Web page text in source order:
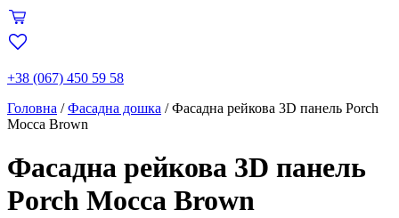
+38 (067) 450 59 58
Головна /Фасадна дошка /Фасадна рейкова 3D панель Porch
Mocca Brown
Фасадна рейкова 3D панель
Porch Mocca Brown